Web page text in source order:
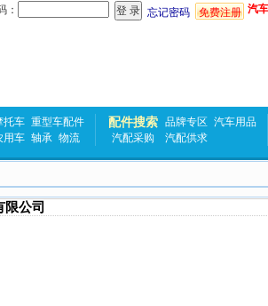
： 忘记密码 免费注册 汽
托车 重型车配件
用车 轴承 物流
配件搜索 品牌专区 汽车用品
汽配采购
汽配供求
限公司